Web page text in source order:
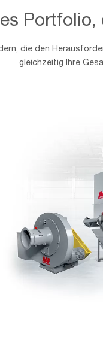
die den
gleichzeitig Ihre